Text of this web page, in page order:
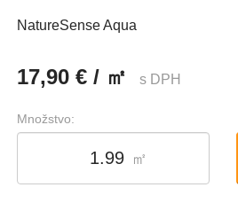
NatureSense Aqua
17,90 € / ㎡ s DPH
Množstvo:
㎡